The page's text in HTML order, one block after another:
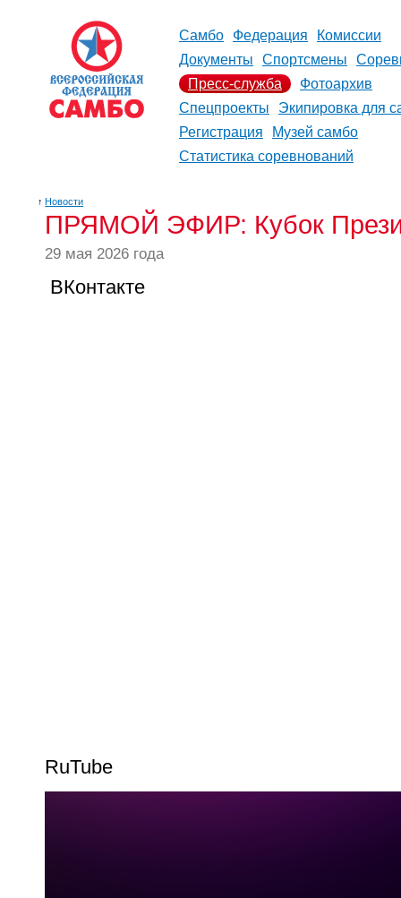
Самбо Федерация
Комиссии
Документы
Спортсмены
Пресс-служба
Фотоархив
Спецпроекты
Экипировка для
Регистрация
Музей самбо
Статистика соревнований
↑ Новости
ПРЯМОЙ ЭФИР: Кубок
29 мая 2026 года
ВКонтакте
RuTube